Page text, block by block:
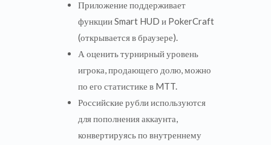
Приложение поддерживает
функции Smart HUD и PokerCraft
(открывается в браузере).
А оценить турнирный уровень
игрока, продающего долю, можно
по его статистике в MTT.
Российские рубли используются
для пополнения аккаунта,
конвертируясь по внутреннему